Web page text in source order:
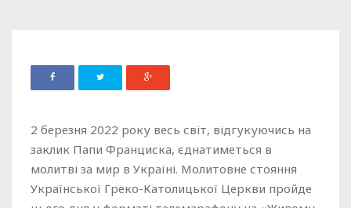
2 березня 2022 року весь світ, відгукуючись на
заклик Папи Франциска, єднатиметься в
молитві за мир в Україні. Молитовне стояння
Української Греко-Католицької Церкви пройде